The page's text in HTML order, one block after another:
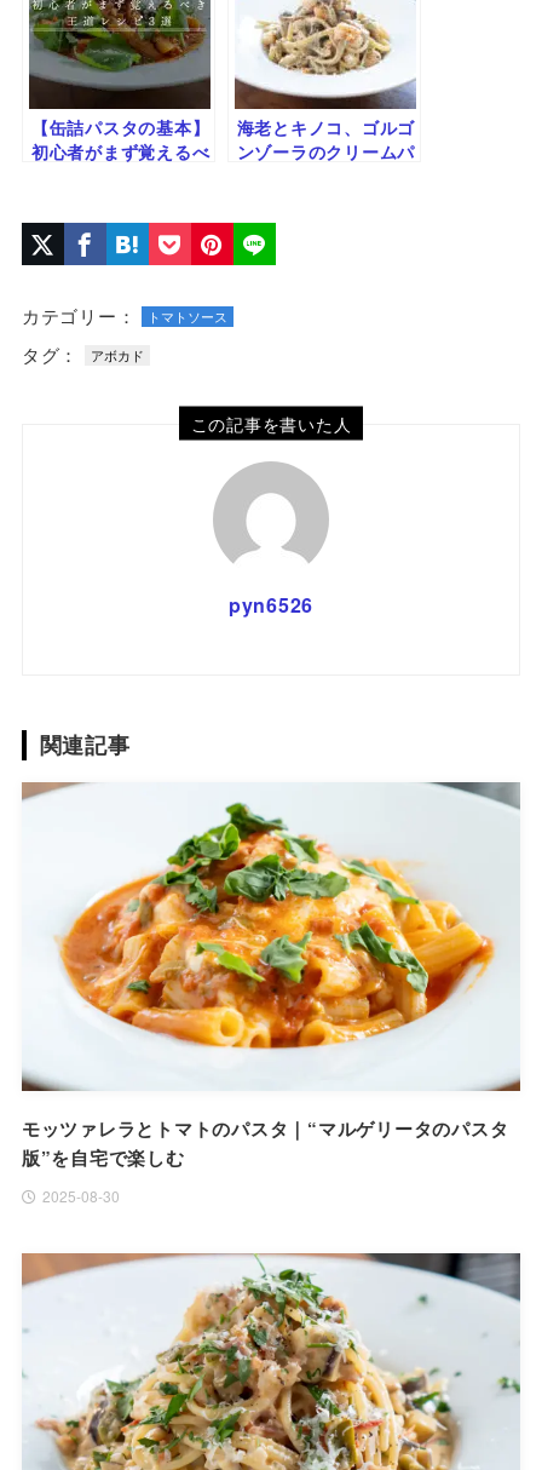
【缶詰パスタの基本】
初心者がまず覚えるべ
ム）
海老とキノコ、ゴルゴ
ンゾーラのクリームパ
カテゴリー： トマトソース
タグ： アボカド
この記事を書いた人
pyn6526
関連記事
モッツァレラとトマトのパスタ｜“マルゲリータのパスタ
版”を自宅で楽しむ
2025-08-30